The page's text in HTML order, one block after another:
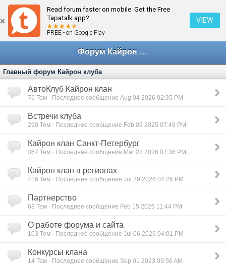
Read forum faster on mobile. Get the Free
Tapatalk app?
FREE - on Google Play
VIEW
Форум Кайрон клана
Главный форум Кайрон клуба
АвтоКлуб Кайрон клан
76 Тем · Последнее сообщение Aug 04 2026 02:35 PM
Встречи клуба
290 Тем · Последнее сообщение Feb 09 2025 07:49 PM
Кайрон клан Санкт-Петербург
367 Тем · Последнее сообщение Mar 22 2026 07:36 PM
Кайрон клан в регионах
416 Тем · Последнее сообщение Jul 29 2026 04:26 PM
Партнерство
68 Тем · Последнее сообщение Feb 15 2026 11:44 PM
О работе форума и сайта
103 Тем · Последнее сообщение Jul 06 2026 04:01 PM
Конкурсы клана
14 Тем · Последнее сообщение Sep 01 2023 09:56 AM